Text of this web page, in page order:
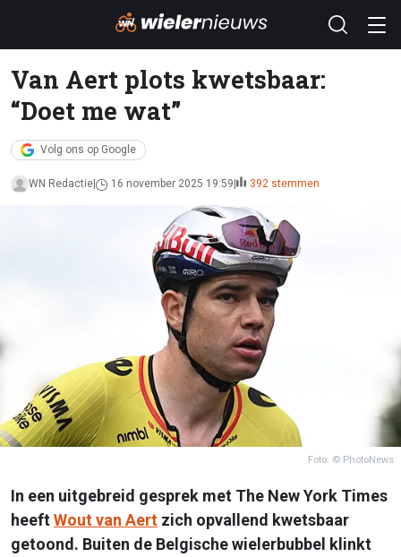
Van Aert plots kwetsbaar:
“Doet me wat”
Volg ons op Google
WN Redactie 16 november 2025 19:59 392 stemmen
Foto: © PhotoNews
In een uitgebreid gesprek met The New York Times
heeftWout van Aert zich opvallend kwetsbaar
getoond. Buiten de Belgische wielerbubbel klinkt